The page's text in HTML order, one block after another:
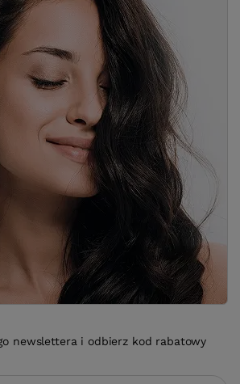
newslettera i odbierz kod rabatowy